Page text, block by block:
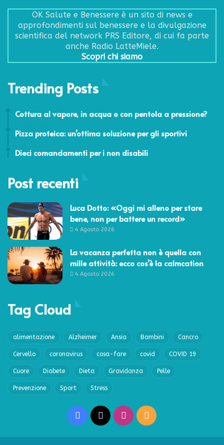
OK Salute e Benessere è un sito di news e
approfondimenti sul benessere e la divulgazione
scientifica del network PRS Editore, di cui fa parte
anche Radio LatteMiele.
Scopri chi siamo
Trending Posts
Cottura al vapore, in acqua o con pentola a pressione?
Pizza proteica: un’ottima soluzione per gli sportivi
Dieci comandamenti per i non disabili
Post recenti
Luca Dotto: «Oggi mi alleno per stare
bene, non per battere un record»
4 Agosto 2026
La vacanza perfetta non è quella con
mille attività: ecco cos’è la calmcation
4 Agosto 2026
Tag Cloud
alimentazione Alzheimer Ansia Bambini Cancro
Cervello coronavirus cosa-fare covid COVID 19
Cuore Diabete Dieta Gravidanza Pelle
Prevenzione Sport Stress
Facebook Instagram
RSS